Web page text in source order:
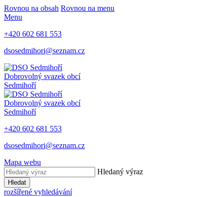
Rovnou na obsah Rovnou na menu
Menu
+420 602 681 553
dsosedmihori@seznam.cz
Dobrovolný svazek obcí
Sedmihoří
Dobrovolný svazek obcí
Sedmihoří
+420 602 681 553
dsosedmihori@seznam.cz
Mapa webu
Hledaný výraz
Hledat
rozšířené vyhledávání